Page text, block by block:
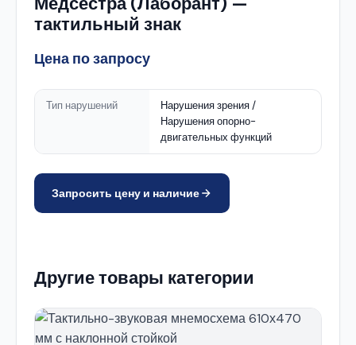
тактильный знак
Цена по запросу
Тип нарушений
Нарушения зрения /
Нарушения опорно-
двигательных функций
Запросить цену и наличие
Другие товары категории